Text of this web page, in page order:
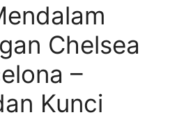
Chelsea
–
Kunci